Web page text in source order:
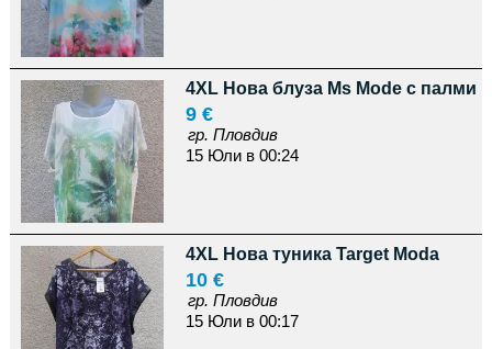
4XL Нова блуза Ms Mode с палми
9 €
гр. Пловдив
15 Юли в 00:24
4XL Нова туника Target Moda
10 €
гр. Пловдив
15 Юли в 00:17